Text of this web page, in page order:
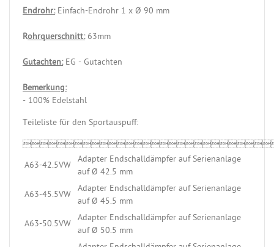
Endrohr:Einfach-Endrohr 1 x Ø 90 mm
Rohrquerschnitt:63mm
Gutachten:EG - Gutachten
Bemerkung:
- 100% Edelstahl
Teileliste für den Sportauspuff:
A63-42.5VW
Adapter Endschalldämpfer auf Serienanlage
auf Ø 42.5 mm
A63-45.5VW
Adapter Endschalldämpfer auf Serienanlage
auf Ø 45.5 mm
A63-50.5VW
Adapter Endschalldämpfer auf Serienanlage
auf Ø 50.5 mm